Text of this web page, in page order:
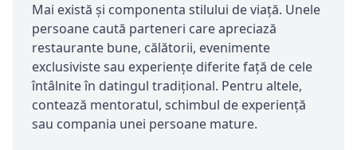
Mai există și componenta stilului de viață. Unele
persoane caută parteneri care apreciază
restaurante bune, călătorii, evenimente
exclusiviste sau experiențe diferite față de cele
întâlnite în datingul tradițional. Pentru altele,
contează mentoratul, schimbul de experiență
sau compania unei persoane mature.